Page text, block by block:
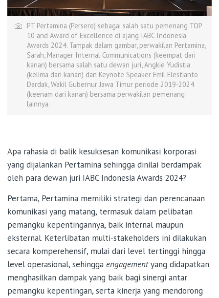
PT Pertamina (Persero) sebagai salah satu pemenang TOP
10 and Award of Excellence di ajang IABC Indonesia
Awards 2024. Tampak dalam gambar, perwakilan Pertamina,
Sarah, Manager Internal Communications (keempat dari
kanan) bersama salah satu dewan juri, Angkie Yudistia
(kelima dari kanan) dan Keynote Speaker Emil Elestianto
Dardak, Wakil Gubernur Jawa Timur periode 2019-2024
(keenam dari kanan) bersama perwakilan pemenang
lainnya.
Apa rahasia di balik kesuksesan komunikasi korporasi
yang dijalankan Pertamina sehingga dinilai berdampak
oleh para dewan juri IABC Indonesia Awards 2024?
Pertama, Pertamina memiliki strategi dan perencanaan
komunikasi yang matang, termasuk dalam pelibatan
pemangku kepentingannya, baik internal maupun
eksternal. Keterlibatan multi-stakeholders ini dilakukan
secara komperehensif, mulai dari level tertinggi hingga
level operasional, sehingga engagementyang didapatkan
menghasilkan dampak yang baik bagi sinergi antar
pemangku kepentingan, serta kinerja yang mendorong